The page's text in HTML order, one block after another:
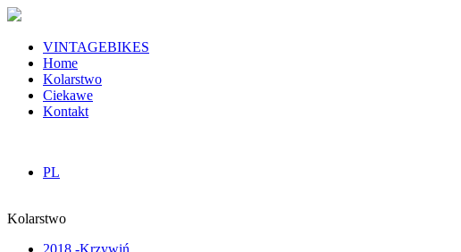
VINTAGEBIKES
Home
Kolarstwo
Ciekawe
Kontakt
PL
Kolarstwo
2018 -Krzywiń